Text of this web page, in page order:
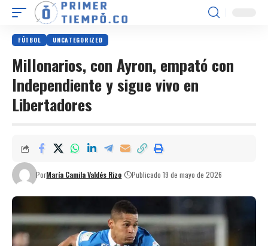
FÚTBOL UNCATEGORIZED
Millonarios, con Ayron, empató con
Independiente y sigue vivo en
Libertadores
PorMaría Camila Valdés Rizo Publicado 19 de mayo de 2026